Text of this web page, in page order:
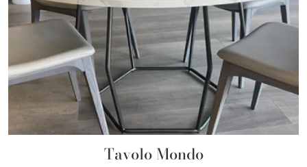
Tavolo Mondo